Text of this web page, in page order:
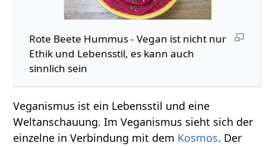
Rote Beete Hummus - Vegan ist nicht nur
Ethik und Lebensstil, es kann auch
sinnlich sein
Veganismus ist ein Lebensstil und eine
Weltanschauung. Im Veganismus sieht sich der
einzelne in Verbindung mit dem Kosmos. Der